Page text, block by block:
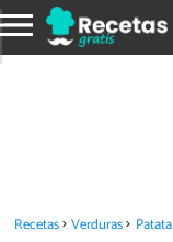
Recetas Verduras Patata